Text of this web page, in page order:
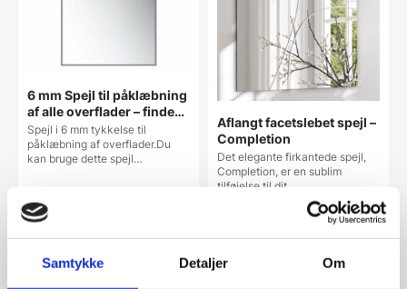
Samtykke Detaljer Om
6 mm Spejl til påklæbning
af alle overflader – findes i
alle størrelser
Spejl i 6 mm tykkelse til
påklæbning af overflader.Du
kan bruge dette spejl…
8.999,00
Vi prismatcher
Aflangt facetslebet spejl –
Completion
Det elegante firkantede spejl,
Completion, er en sublim
tilføjelse til dit…